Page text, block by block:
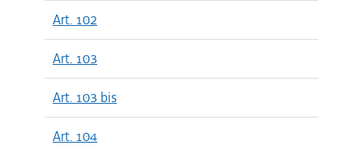
Art. 102
Art. 103
Art. 103 bis
Art. 104